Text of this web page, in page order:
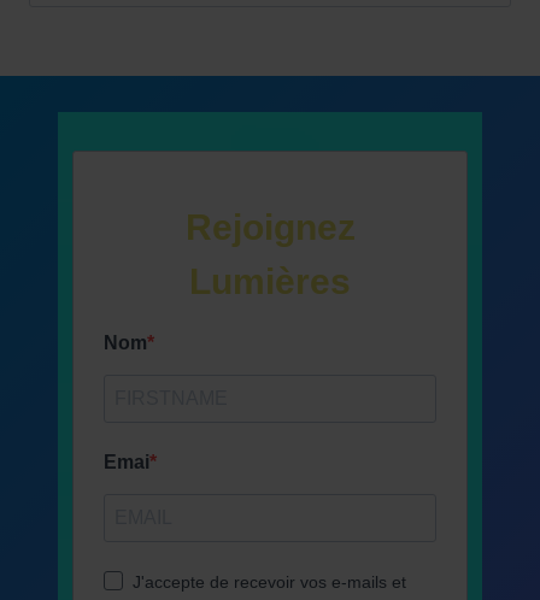
Rejoignez
Lumières
Nom
Emai
J'accepte de recevoir vos e-mails et